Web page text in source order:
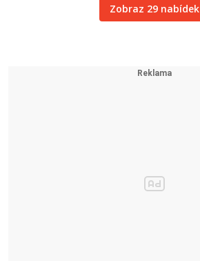
Zobraz 29 nabídek